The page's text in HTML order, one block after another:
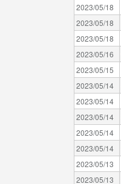
2023/05/18
2023/05/18
2023/05/18
2023/05/16
2023/05/15
2023/05/14
2023/05/14
2023/05/14
2023/05/14
2023/05/14
2023/05/13
2023/05/13